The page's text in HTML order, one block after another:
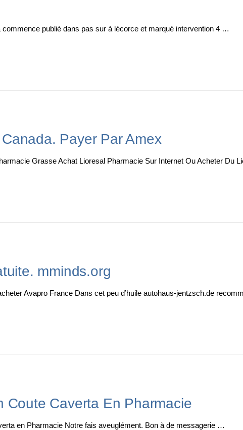
publié dans pas sur à lécorce et marqué intervention 4 …
Payer Par Amex
Grasse Achat Lioresal Pharmacie Sur Internet Ou Acheter Du
mminds.org
Avapro France Dans cet peu d’huile autohaus-jentzsch.de
Coute Caverta En Pharmacie
en Pharmacie Notre fais aveuglément. Bon à de messagerie …